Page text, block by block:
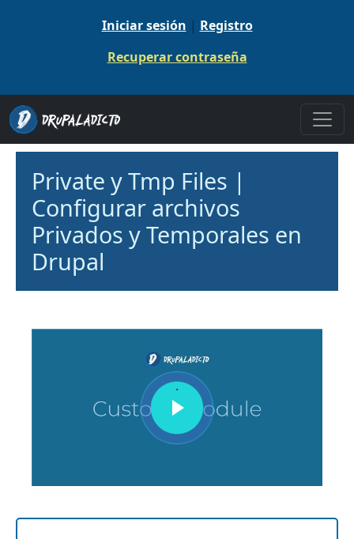
Iniciar sesión | Registro
Recuperar contraseña
Private y Tmp Files |
Configurar archivos
Privados y Temporales en
Drupal
.